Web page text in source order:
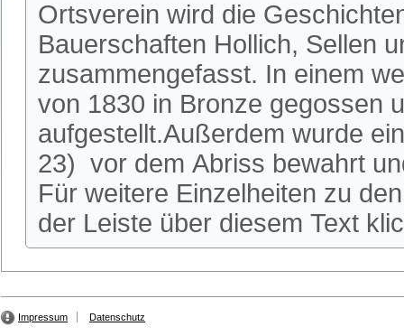
Ortsverein wird die
Bauerschaften Hollich, Sellen
zusammengefasst. In einem
von 1830 in Bronze gegossen
aufgestellt.Außerdem wurde
23) vor dem Abriss bewahrt
Für weitere Einzelheiten zu
der Leiste über diesem Text
Impressum Datenschutz